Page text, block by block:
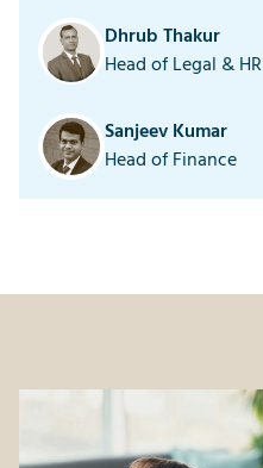
Dhrub Thakur
Head of Legal & HR
Sanjeev Kumar
Head of Finance